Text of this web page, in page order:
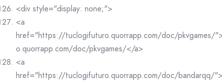
<div style="display: none;">
<a
href="https://tuclogifuturo.quorrapp.com/doc/pkvgames/
o.quorrapp.com/doc/pkvgames/</a>
<a
href="https://tuclogifuturo.quorrapp.com/doc/bandarqq/